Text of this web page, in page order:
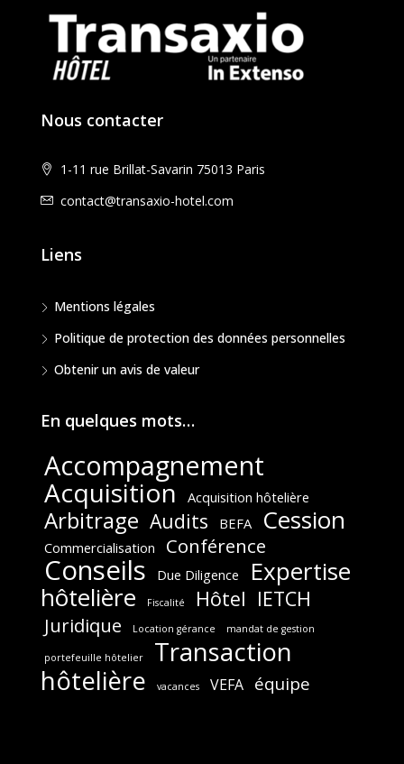
Nous contacter
1-11 rue Brillat-Savarin 75013 Paris
contact@transaxio-hotel.com
Liens
Mentions légales
Politique de protection des données personnelles
Obtenir un avis de valeur
En quelques mots…
Accompagnement
Acquisition Acquisition hôtelière
Arbitrage Audits BEFA Cession
Commercialisation Conférence
Conseils Due Diligence
Expertise
hôtelière
Fiscalité Hôtel IETCH
Juridique Location gérance mandat de gestion
portefeuille hôtelier
Transaction
hôtelière
vacances VEFA équipe